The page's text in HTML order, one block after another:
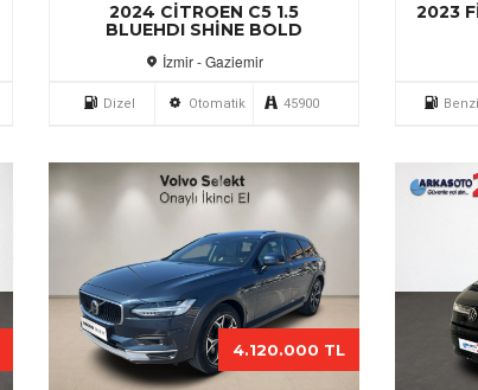
2024 CITROEN C5 1.5
BLUEHDI SHINE BOLD
İzmir - Gaziemir
Dizel Otomatik 45900
2023
4.120.000 TL